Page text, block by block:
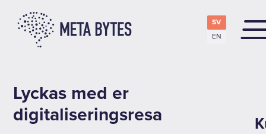
SV
EN
Lyckas med er
digitaliseringsresa